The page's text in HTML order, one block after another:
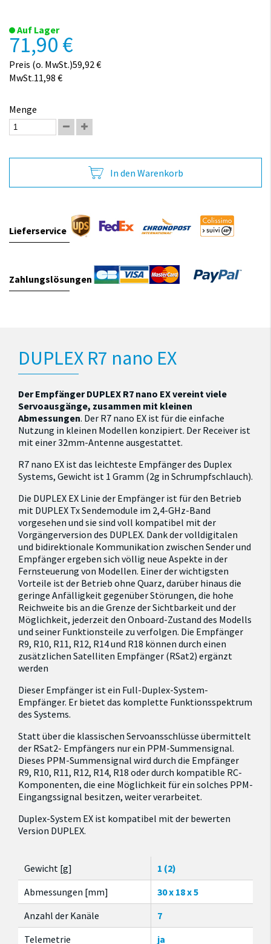
Auf Lager
71,90 €
Preis (o. MwSt.)59,92 €
MwSt.11,98 €
Menge
In den Warenkorb
Lieferservice
Zahlungslösungen
DUPLEX R7 nano EX
Der Empfänger DUPLEX R7 nano EX vereint viele
Servoausgänge, zusammen mit kleinen
Abmessungen. Der R7 nano EX ist für die einfache
Nutzung in kleinen Modellen konzipiert. Der Receiver ist
mit einer 32mm-Antenne ausgestattet.
R7 nano EX ist das leichteste Empfänger des Duplex
Systems, Gewicht ist 1 Gramm (2g in Schrumpfschlauch).
Die DUPLEX EX Linie der Empfänger ist für den Betrieb
mit DUPLEX Tx Sendemodule im 2,4-GHz-Band
vorgesehen und sie sind voll kompatibel mit der
Vorgängerversion des DUPLEX. Dank der volldigitalen
und bidirektionale Kommunikation zwischen Sender und
Empfänger ergeben sich völlig neue Aspekte in der
Fernsteuerung von Modellen. Einer der wichtigsten
Vorteile ist der Betrieb ohne Quarz, darüber hinaus die
geringe Anfälligkeit gegenüber Störungen, die hohe
Reichweite bis an die Grenze der Sichtbarkeit und der
Möglichkeit, jederzeit den Onboard-Zustand des Modells
und seiner Funktionsteile zu verfolgen. Die Empfänger
R9, R10, R11, R12, R14 und R18 können durch einen
zusätzlichen Satelliten Empfänger (RSat2) ergänzt
werden
Dieser Empfänger ist ein Full-Duplex-System-
Empfänger. Er bietet das komplette Funktionsspektrum
des Systems.
Statt über die klassischen Servoansschlüsse übermittelt
der RSat2- Empfängers nur ein PPM-Summensignal.
Dieses PPM-Summensignal wird durch die Empfänger
R9, R10, R11, R12, R14, R18 oder durch kompatible RC-
Komponenten, die eine Möglichkeit für ein solches PPM-
Eingangssignal besitzen, weiter verarbeitet.
Duplex-System EX ist kompatibel mit der bewerten
Version DUPLEX.
Gewicht [g]
1 (2)
Abmessungen [mm]
30 x 18 x 5
Anzahl der Kanäle
7
Telemetrie
ja